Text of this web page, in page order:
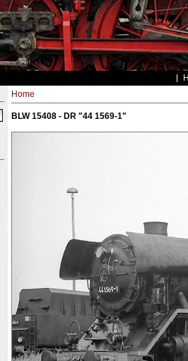
Home
BLW 15408 - DR "44 1569-1"